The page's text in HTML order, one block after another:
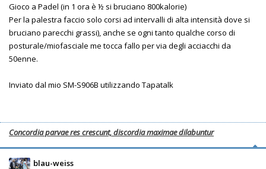
Gioco a Padel (in 1 ora è ½ si bruciano 800kalorie)
Per la palestra faccio solo corsi ad intervalli di alta intensità dove si
bruciano parecchi grassi), anche se ogni tanto qualche corso di
posturale/miofasciale me tocca fallo per via degli acciacchi da
50enne.
Inviato dal mio SM-S906B utilizzando Tapatalk
Concordia parvae res crescunt, discordia maximae dilabuntur
blau-weiss